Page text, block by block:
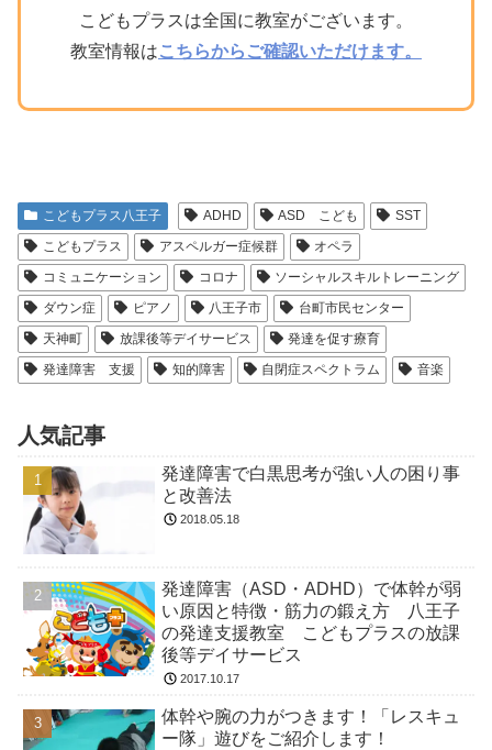
こどもプラスは全国に教室がございます。
教室情報はこちらからご確認いただけます。
こどもプラス八王子 ADHD ASD こども
SST
こどもプラス
アスペルガー症候群
オペラ
コミュニケーション
コロナ
ソーシャルスキルトレーニング
ダウン症
ピアノ 八王子市
台町市民センター
天神町
放課後等デイサービス
発達を促す療育
発達障害 支援
知的障害 自閉症スペクトラム 音楽
人気記事
発達障害で白黒思考が強い人の困り事
と改善法
2018.05.18
発達障害（ASD・ADHD）で体幹が弱
い原因と特徴・筋力の鍛え方 八王子
の発達支援教室 こどもプラスの放課
後等デイサービス
2017.10.17
体幹や腕の力がつきます！「レスキュ
ー隊」遊びをご紹介します！